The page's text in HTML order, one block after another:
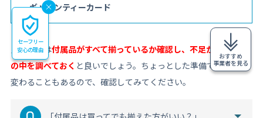
ギャランティーカード
買取前には付属品がすべて揃っているか確認し、不足があれば家
の中を調べておく と良いでしょう。ちょっとした準備で査定額が
変わることもあるので、確認してみてください。
おすすめ
事業者を見る
セーフリー
安心の理由